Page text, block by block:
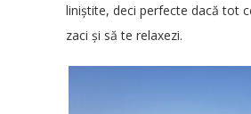
liniștite, deci perfecte dacă tot
zaci și să te relaxezi.